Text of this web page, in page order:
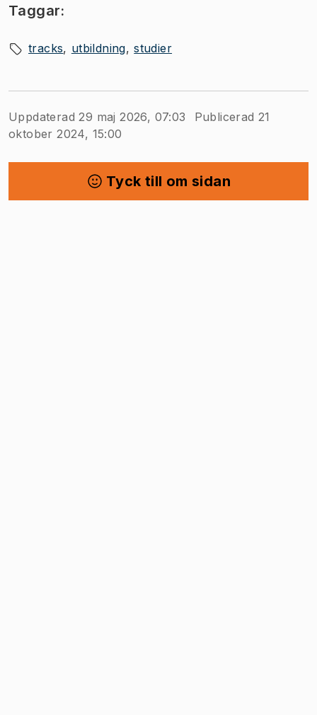
Taggar:
tracks utbildning studier
Uppdaterad 29 maj 2026, 07:03
Publicerad 21
oktober 2024, 15:00
Tyck till om sidan